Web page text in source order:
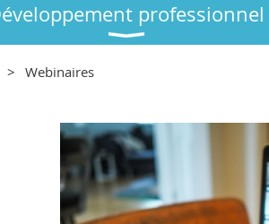
professionnel
Webinaires